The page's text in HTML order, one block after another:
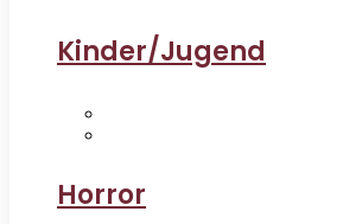
Kinder/Jugend
Horror